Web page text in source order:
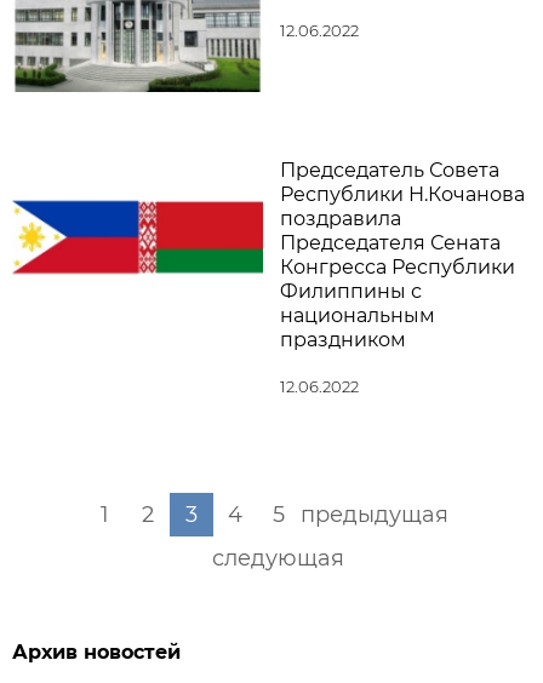
12.06.2022
Председатель Совета
Республики Н.Кочанова
поздравила
Председателя Сената
Конгресса Республики
Филиппины с
национальным
праздником
12.06.2022
предыдущая
1 2 3 4
5
следующая
Архив новостей